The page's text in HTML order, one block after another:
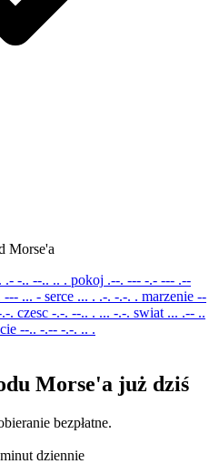
Morse'a
.- -.. --.. .. . pokoj .--. --- -.- --- .--
--- ... - serce ... . .-. -.-. . marzenie --
. czesc -.-. --.. . ... -.-. swiat ... .-- ..
--.. -.-- -.-. .. .
Morse'a już dziś
bezpłatne.
dziennie